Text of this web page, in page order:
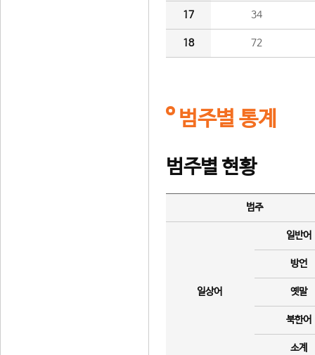
17 34
18 72
범주별 통계
범주별 현황
범주
일상어
일반어
방언
옛말
북한어
소계